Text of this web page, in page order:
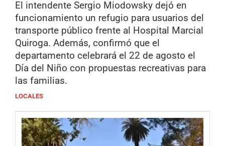
El intendente Sergio Miodowsky dejó en
funcionamiento un refugio para usuarios del
transporte público frente al Hospital Marcial
Quiroga. Además, confirmó que el
departamento celebrará el 22 de agosto el
Día del Niño con propuestas recreativas para
las familias.
LOCALES